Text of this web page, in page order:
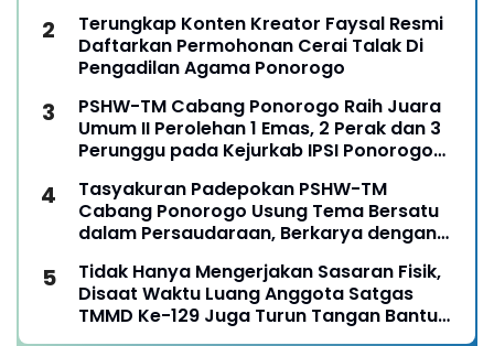
Terungkap Konten Kreator Faysal Resmi
Daftarkan Permohonan Cerai Talak Di
Pengadilan Agama Ponorogo
PSHW-TM Cabang Ponorogo Raih Juara
Umum II Perolehan 1 Emas, 2 Perak dan 3
Perunggu pada Kejurkab IPSI Ponorogo
Tasyakuran Padepokan PSHW-TM
Cabang Ponorogo Usung Tema Bersatu
dalam Persaudaraan, Berkarya dengan
Tanggungjawab
Tidak Hanya Mengerjakan Sasaran Fisik,
Disaat Waktu Luang Anggota Satgas
TMMD Ke-129 Juga Turun Tangan Bantu
Warga Panen Jagung